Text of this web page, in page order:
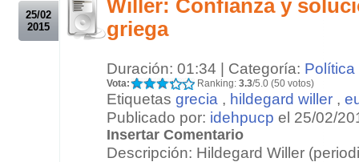
25/02
2015
Willer: Confianza y
griega
Duración: 01:34 | Categoría: Política
Vota: Ranking: 3.3/5.0 (50 votos)
Etiquetas grecia , hildegard willer ,
Publicado por: idehpucp el 25/02/
Insertar Comentario
Descripción: Hildegard Willer